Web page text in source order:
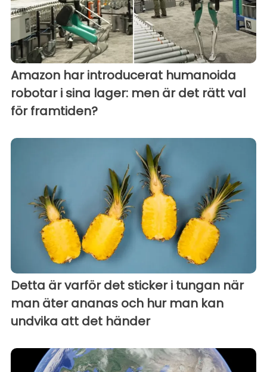
Amazon har introducerat humanoida
robotar i sina lager: men är det rätt val
för framtiden?
Detta är varför det sticker i tungan när
man äter ananas och hur man kan
undvika att det händer